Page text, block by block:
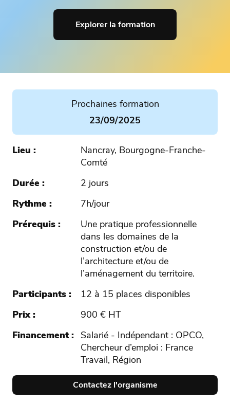
Explorer la formation
Prochaines formation
23/09/2025
Lieu
Nancray, Bourgogne-Franche-
Comté
Durée
2 jours
Rythme
7h/jour
Prérequis
Une pratique professionnelle
dans les domaines de la
construction et/ou de
l’architecture et/ou de
l’aménagement du territoire.
Participants
12 à 15 places disponibles
Prix
900 € HT
Financement
Salarié - Indépendant : OPCO,
Chercheur d’emploi : France
Travail, Région
Contactez l'organisme